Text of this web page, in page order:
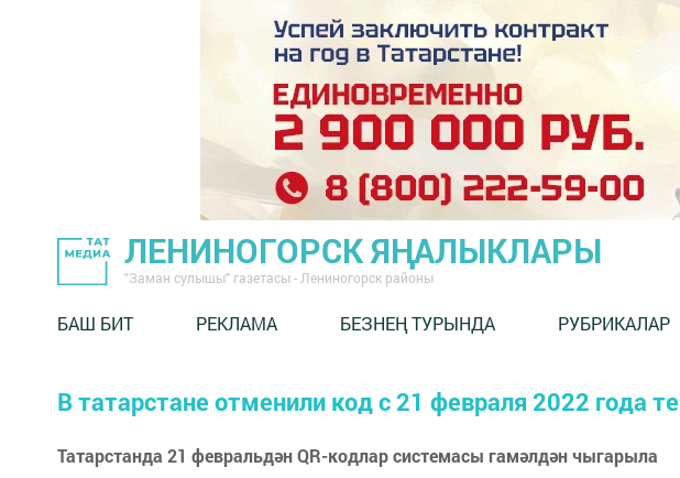
ЛЕНИНОГОРСК ЯҢАЛЫКЛАРЫ
"Заман сулышы" газетасы - Лениногорск районы
БАШ БИТ РЕКЛАМА БЕЗНЕҢ ТУРЫНДА РУБРИКАЛАР
В татарстане отменили код с 21 февраля 2022 года
Татарстанда 21 февральдән QR-кодлар системасы гамәлдән чыгарыла